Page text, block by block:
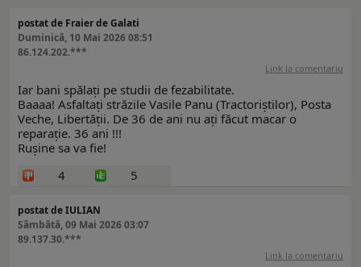
postat de Fraier de Galati
Duminică, 10 Mai 2026 08:51
86.124.202.***
Link la comentariu
Iar bani spălați pe studii de fezabilitate.
Baaaa! Asfaltați străzile Vasile Panu (Tractoriștilor), Posta
Veche, Libertății. De 36 de ani nu ați făcut macar o
reparație. 36 ani !!!
Rușine sa va fie!
4
5
postat de IULIAN
Sâmbătă, 09 Mai 2026 03:07
89.137.30.***
Link la comentariu